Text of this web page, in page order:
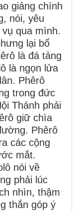
giảng chính
nói, yêu
qua mình.
lại bổ
là đá tảng
là ngọn lửa
Phêrô
trong đức
Thánh phải
giữ chìa
Phêrô
các cộng
mắt.
nói về
phải lúc
nhìn, thậm
thắn góp ý